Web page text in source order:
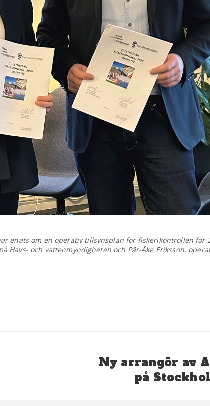
enats om en operativ tillsynsplan för fiskerikontrollen för
Havs- och vattenmyndigheten och Pär-Åke Eriksson,
Nästa
inlägg:
Ny arrangör av
på